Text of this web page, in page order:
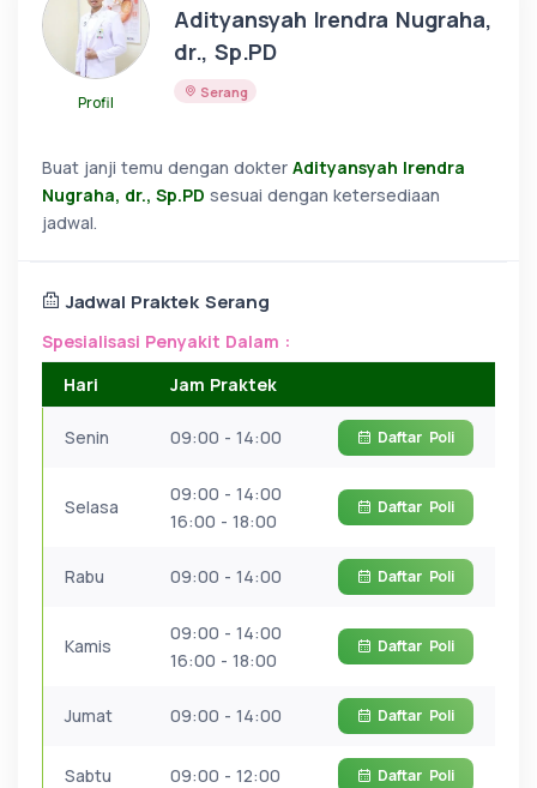
Profil
Adityansyah Irendra Nugraha,
dr., Sp.PD
Serang
Buat janji temu dengan dokter Adityansyah Irendra
Nugraha, dr., Sp.PD sesuai dengan ketersediaan
jadwal.
Jadwal Praktek Serang
Spesialisasi Penyakit Dalam :
Hari
Jam Praktek
Senin 09:00 - 14:00 Daftar Poli
Selasa
09:00 - 14:00
16:00 - 18:00
Daftar Poli
Rabu 09:00 - 14:00 Daftar Poli
Kamis
09:00 - 14:00
16:00 - 18:00
Daftar Poli
Jumat 09:00 - 14:00 Daftar Poli
Sabtu 09:00 - 12:00 Daftar Poli